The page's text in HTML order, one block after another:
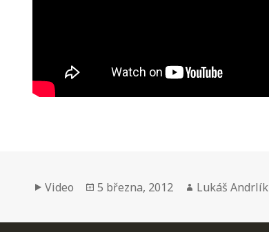
Formát:
Video Publikováno:
5 března, 2012 Autor:
Lukáš Andrlík